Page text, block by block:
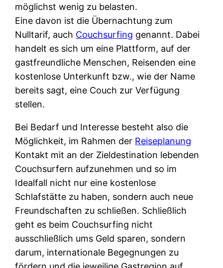
möglichst wenig zu belasten.
Eine davon ist die Übernachtung zum
Nulltarif, auch Couchsurfing genannt. Dabei
handelt es sich um eine Plattform, auf der
gastfreundliche Menschen, Reisenden eine
kostenlose Unterkunft bzw., wie der Name
bereits sagt, eine Couch zur Verfügung
stellen.
Bei Bedarf und Interesse besteht also die
Möglichkeit, im Rahmen der Reiseplanung
Kontakt mit an der Zieldestination lebenden
Couchsurfern aufzunehmen und so im
Idealfall nicht nur eine kostenlose
Schlafstätte zu haben, sondern auch neue
Freundschaften zu schließen. Schließlich
geht es beim Couchsurfing nicht
ausschließlich ums Geld sparen, sondern
darum, internationale Begegnungen zu